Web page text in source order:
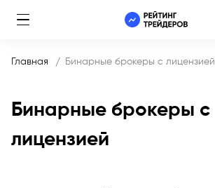
Главная Бинарные брокеры с лицензией
Бинарные брокеры с
лицензией